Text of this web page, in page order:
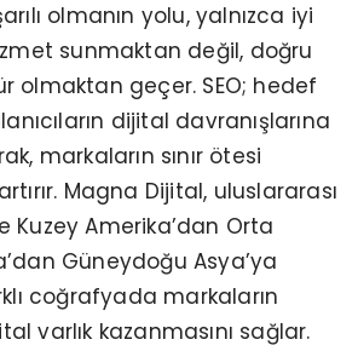
olmanın yolu, yalnızca iyi
sunmaktan değil, doğru
olmaktan geçer. SEO; hedef
dijital davranışlarına
markaların sınır ötesi
Magna Dijital, uluslararası
Kuzey Amerika’dan Orta
Güneydoğu Asya’ya
coğrafyada markaların
varlık kazanmasını sağlar.